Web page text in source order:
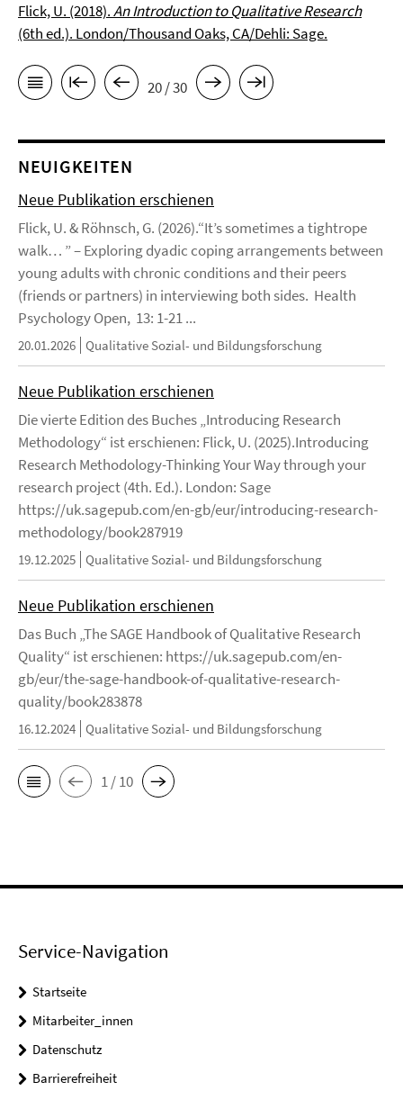
Flick, U. (2018).An Introduction to Qualitative Research
(6th ed.). London/Thousand Oaks, CA/Dehli: Sage.
20 / 30
NEUIGKEITEN
Neue Publikation erschienen
Flick, U. & Röhnsch, G. (2026).“It’s sometimes a tightrope
walk… ” – Exploring dyadic coping arrangements between
young adults with chronic conditions and their peers
(friends or partners) in interviewing both sides. Health
Psychology Open, 13: 1-21 ...
20.01.2026 Qualitative Sozial- und Bildungsforschung
Neue Publikation erschienen
Die vierte Edition des Buches „Introducing Research
Methodology“ ist erschienen: Flick, U. (2025).Introducing
Research Methodology-Thinking Your Way through your
research project (4th. Ed.). London: Sage
https://uk.sagepub.com/en-gb/eur/introducing-research-
methodology/book287919
19.12.2025 Qualitative Sozial- und Bildungsforschung
Neue Publikation erschienen
Das Buch „The SAGE Handbook of Qualitative Research
Quality“ ist erschienen: https://uk.sagepub.com/en-
gb/eur/the-sage-handbook-of-qualitative-research-
quality/book283878
16.12.2024 Qualitative Sozial- und Bildungsforschung
1 / 10
Service-Navigation
Startseite
Mitarbeiter_innen
Datenschutz
Barrierefreiheit